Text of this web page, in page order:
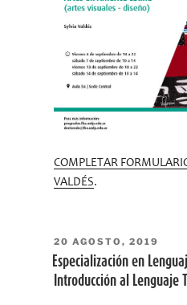
COMPLETAR
VALDÉS.
PUBLICADO
EL
20 AGOSTO, 2019
Especialización en
Introducción al Lenguaje